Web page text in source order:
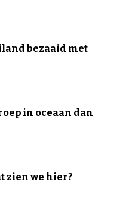
bezaaid met
in oceaan dan
zien we hier?